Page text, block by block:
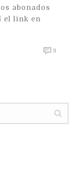
abonados
el link en
3